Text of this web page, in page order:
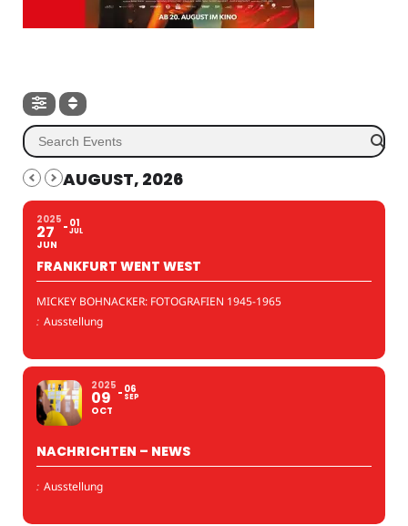
AUGUST, 2026
2025
27
JUN
01
JUL
FRANKFURT WENT WEST
MICKEY BOHNACKER: FOTOGRAFIEN 1945-1965
: Ausstellung
2025
09
OCT
06
SEP
NACHRICHTEN – NEWS
: Ausstellung